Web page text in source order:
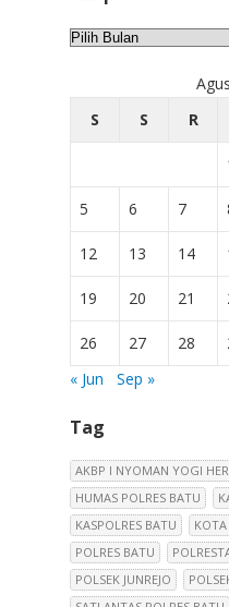
Arsip
S
S R
5 6 7
12 13 14
19 20 21
26 27 28
« Jun
Sep »
Tag
AKBP I NYOMAN YOGI
HUMAS POLRES BATU
KASPOLRES BATU
POLRES BATU
POLSEK JUNREJO